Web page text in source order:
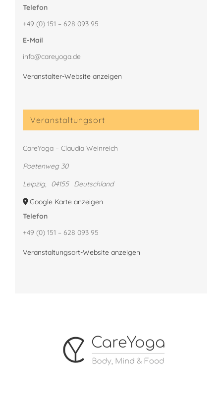
Veranstaltungsort
CareYoga – Claudia Weinreich
Poetenweg 30
Leipzig, 04155
Deutschland
Google Karte anzeigen
Telefon
+49 (0) 151 – 628 093 95
Veranstaltungsort-Website anzeigen
Telefon
+49 (0) 151 – 628 093 95
E-Mail
info@careyoga.de
Veranstalter-Website anzeigen